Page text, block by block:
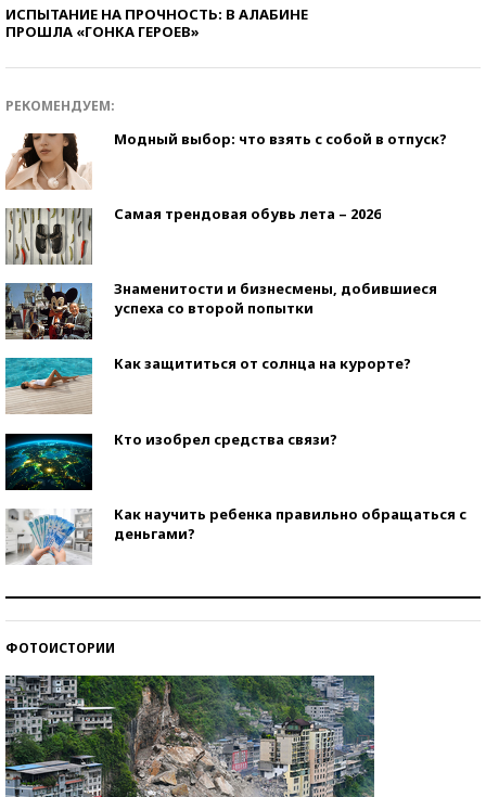
ИСПЫТАНИЕ НА ПРОЧНОСТЬ: В АЛАБИНЕ
ПРОШЛА «ГОНКА ГЕРОЕВ»
РЕКОМЕНДУЕМ:
Модный выбор: что взять с собой в отпуск?
Самая трендовая обувь лета – 2026
Знаменитости и бизнесмены, добившиеся
успеха со второй попытки
Как защититься от солнца на курорте?
Кто изобрел средства связи?
Как научить ребенка правильно обращаться с
деньгами?
ФОТОИСТОРИИ